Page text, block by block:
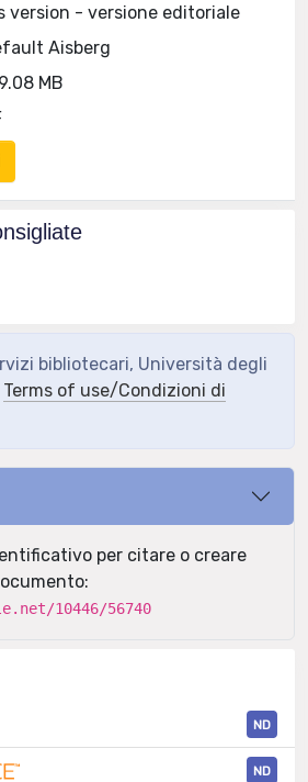
version - versione editoriale
Aisberg
MB
bibliotecari, Università degli
Terms of use/Condizioni di
per citare o creare
10446/56740
ND
ND